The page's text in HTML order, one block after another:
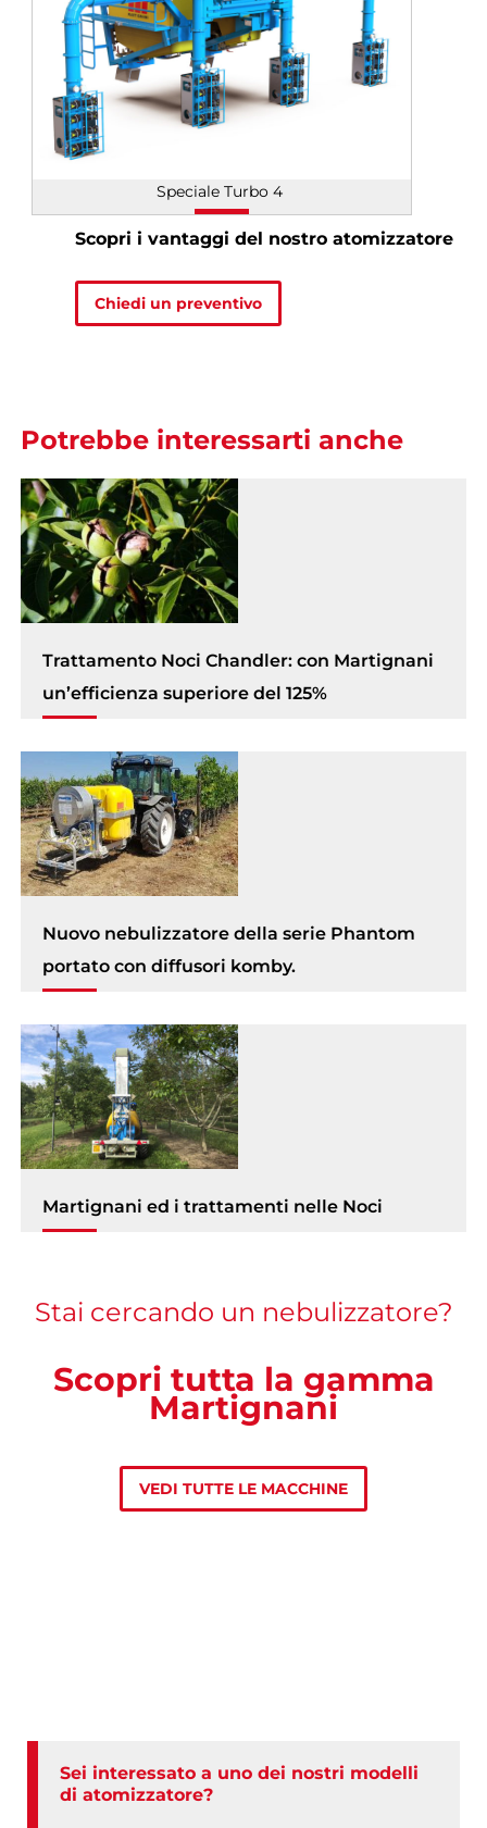
Speciale Turbo 4
Scopri i vantaggi del nostro atomizzatore
Chiedi un preventivo
Potrebbe interessarti anche
Trattamento Noci Chandler: con Martignani
un’efficienza superiore del 125%
Nuovo nebulizzatore della serie Phantom
portato con diffusori komby.
Martignani ed i trattamenti nelle Noci
Stai cercando un nebulizzatore?
Scopri tutta la gamma
Martignani
VEDI TUTTE LE MACCHINE
Sei interessato a uno dei nostri modelli
di atomizzatore?